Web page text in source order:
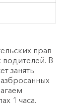
прав
водителей. В
занять
1 часа.